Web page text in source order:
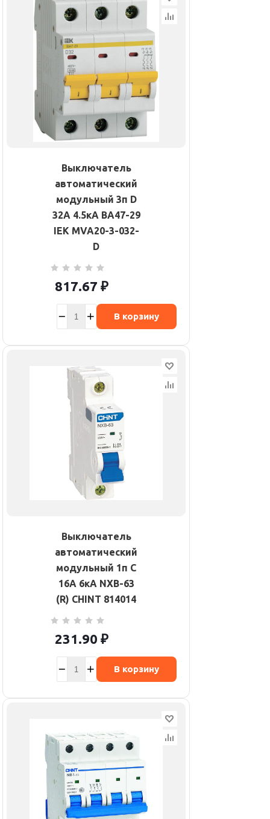
Выключатель
автоматический
модульный 3п D
32А 4.5кА ВА47-29
IEK MVA20-3-032-
D
817.67 ₽
В корзину
Выключатель
автоматический
модульный 1п C
16А 6кА NXB-63
(R) CHINT 814014
231.90 ₽
В корзину